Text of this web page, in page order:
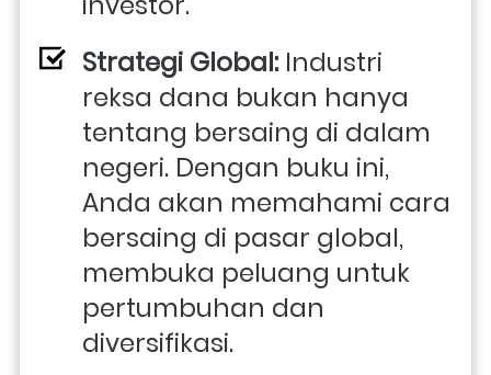
Strategi Global: Industri
reksa dana bukan hanya
tentang bersaing di dalam
negeri. Dengan buku ini,
Anda akan memahami cara
bersaing di pasar global,
membuka peluang untuk
pertumbuhan dan
diversifikasi.